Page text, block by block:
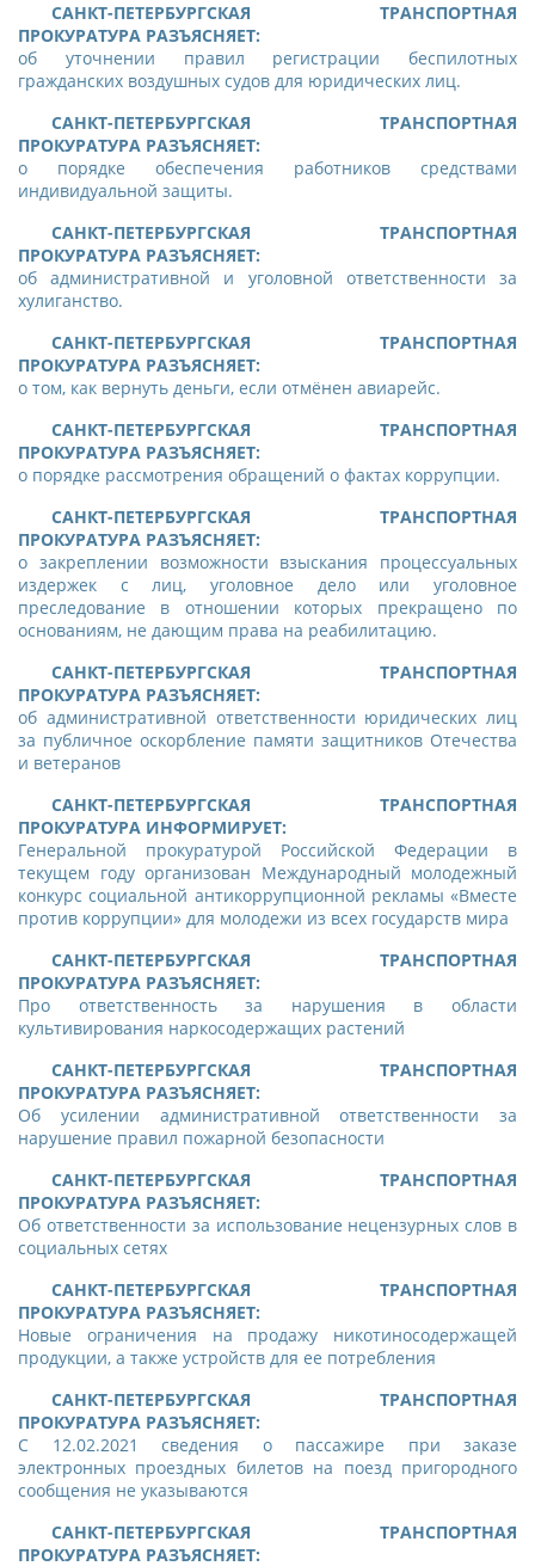
САНКТ-ПЕТЕРБУРГСКАЯ ТРАНСПОРТНАЯ
ПРОКУРАТУРА РАЗЪЯСНЯЕТ:
об уточнении правил регистрации беспилотных
гражданских воздушных судов для юридических лиц.
САНКТ-ПЕТЕРБУРГСКАЯ ТРАНСПОРТНАЯ
ПРОКУРАТУРА РАЗЪЯСНЯЕТ:
о порядке обеспечения работников средствами
индивидуальной защиты.
САНКТ-ПЕТЕРБУРГСКАЯ ТРАНСПОРТНАЯ
ПРОКУРАТУРА РАЗЪЯСНЯЕТ:
об административной и уголовной ответственности за
хулиганство.
САНКТ-ПЕТЕРБУРГСКАЯ ТРАНСПОРТНАЯ
ПРОКУРАТУРА РАЗЪЯСНЯЕТ:
о том, как вернуть деньги, если отмёнен авиарейс.
САНКТ-ПЕТЕРБУРГСКАЯ ТРАНСПОРТНАЯ
ПРОКУРАТУРА РАЗЪЯСНЯЕТ:
о порядке рассмотрения обращений о фактах коррупции.
САНКТ-ПЕТЕРБУРГСКАЯ ТРАНСПОРТНАЯ
ПРОКУРАТУРА РАЗЪЯСНЯЕТ:
о закреплении возможности взыскания процессуальных
издержек с лиц, уголовное дело или уголовное
преследование в отношении которых прекращено по
основаниям, не дающим права на реабилитацию.
САНКТ-ПЕТЕРБУРГСКАЯ ТРАНСПОРТНАЯ
ПРОКУРАТУРА РАЗЪЯСНЯЕТ:
об административной ответственности юридических лиц
за публичное оскорбление памяти защитников Отечества
и ветеранов
CАНКТ-ПЕТЕРБУРГСКАЯ ТРАНСПОРТНАЯ
ПРОКУРАТУРА ИНФОРМИРУЕТ:
Генеральной прокуратурой Российской Федерации в
текущем году организован Международный молодежный
конкурс социальной антикоррупционной рекламы «Вместе
против коррупции» для молодежи из всех государств мира
САНКТ-ПЕТЕРБУРГСКАЯ ТРАНСПОРТНАЯ
ПРОКУРАТУРА РАЗЪЯСНЯЕТ:
Про ответственность за нарушения в области
культивирования наркосодержащих растений
САНКТ-ПЕТЕРБУРГСКАЯ ТРАНСПОРТНАЯ
ПРОКУРАТУРА РАЗЪЯСНЯЕТ:
Об усилении административной ответственности за
нарушение правил пожарной безопасности
САНКТ-ПЕТЕРБУРГСКАЯ ТРАНСПОРТНАЯ
ПРОКУРАТУРА РАЗЪЯСНЯЕТ:
Об ответственности за использование нецензурных слов в
социальных сетях
САНКТ-ПЕТЕРБУРГСКАЯ ТРАНСПОРТНАЯ
ПРОКУРАТУРА РАЗЪЯСНЯЕТ:
Новые ограничения на продажу никотиносодержащей
продукции, а также устройств для ее потребления
САНКТ-ПЕТЕРБУРГСКАЯ ТРАНСПОРТНАЯ
ПРОКУРАТУРА РАЗЪЯСНЯЕТ:
С 12.02.2021 сведения о пассажире при заказе
электронных проездных билетов на поезд пригородного
сообщения не указываются
САНКТ-ПЕТЕРБУРГСКАЯ ТРАНСПОРТНАЯ
ПРОКУРАТУРА РАЗЪЯСНЯЕТ: